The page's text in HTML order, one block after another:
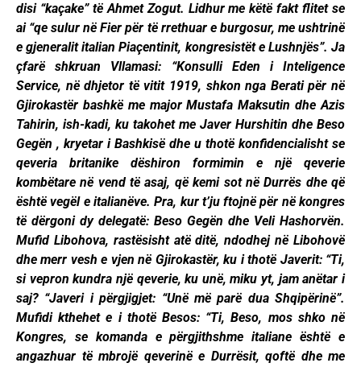
disi “kaçake” të Ahmet Zogut. Lidhur me këtë fakt flitet se
ai “qe sulur në Fier për të rrethuar e burgosur, me ushtrinë
e gjeneralit italian Piaçentinit, kongresistët e Lushnjës”. Ja
çfarë shkruan Vllamasi: “Konsulli Eden i Inteligence
Service, në dhjetor të vitit 1919, shkon nga Berati për në
Gjirokastër bashkë me major Mustafa Maksutin dhe Azis
Tahirin, ish-kadi, ku takohet me Javer Hurshitin dhe Beso
Gegën , kryetar i Bashkisë dhe u thotë konfidencialisht se
qeveria britanike dëshiron formimin e një qeverie
kombëtare në vend të asaj, që kemi sot në Durrës dhe që
është vegël e italianëve. Pra, kur t’ju ftojnë për në kongres
të dërgoni dy delegatë: Beso Gegën dhe Veli Hashorvën.
Mufid Libohova, rastësisht atë ditë, ndodhej në Libohovë
dhe merr vesh e vjen në Gjirokastër, ku i thotë Javerit: “Ti,
si vepron kundra një qeverie, ku unë, miku yt, jam anëtar i
saj? “Javeri i përgjigjet: “Unë më parë dua Shqipërinë”.
Mufidi kthehet e i thotë Besos: “Ti, Beso, mos shko në
Kongres, se komanda e përgjithshme italiane është e
angazhuar të mbrojë qeverinë e Durrësit, qoftë dhe me